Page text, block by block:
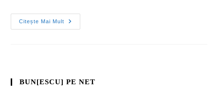
Citește Mai Mult
BUN[ESCU] PE NET